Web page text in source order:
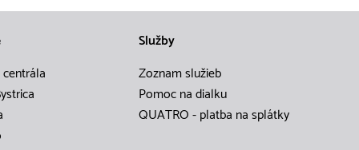
Služby
Zoznam služieb
Pomoc na dialku
QUATRO - platba na splátky